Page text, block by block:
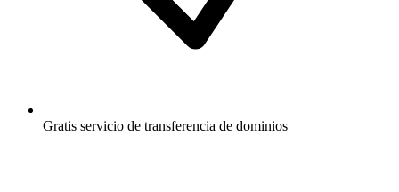
Gratis servicio de transferencia de dominios